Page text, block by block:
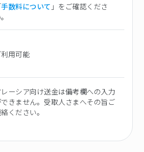
手数料について 」をご確認くださ
利用可能
ーシア向け送金は備考欄への入力
きません。受取人さまへその旨ご
ください。